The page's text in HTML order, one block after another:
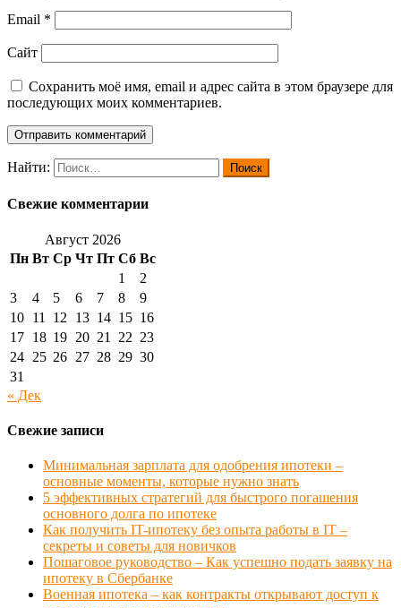
Email *
Сайт
Сохранить моё имя, email и адрес сайта в этом браузере для
последующих моих комментариев.
Найти:
Свежие комментарии
Август 2026
Пн Вт Ср Чт Пт Сб Вс
1
2
3
4 5 6 7 8
9
10 11 12 13 14 15 16
17 18 19 20 21 22 23
24 25 26 27 28 29 30
31
« Дек
Свежие записи
Минимальная зарплата для одобрения ипотеки –
основные моменты, которые нужно знать
5 эффективных стратегий для быстрого погашения
основного долга по ипотеке
Как получить IT-ипотеку без опыта работы в IT –
секреты и советы для новичков
Пошаговое руководство – Как успешно подать заявку на
ипотеку в Сбербанке
Военная ипотека – как контракты открывают доступ к